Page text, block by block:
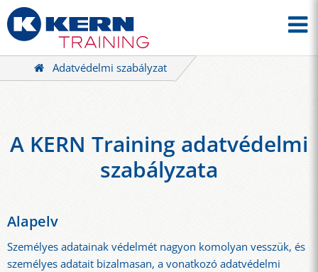
Adatvédelmi szabályzat
A KERN Training adatvédelmi
szabályzata
Alapelv
Személyes adatainak védelmét nagyon komolyan vesszük, és
személyes adatait bizalmasan, a vonatkozó adatvédelmi